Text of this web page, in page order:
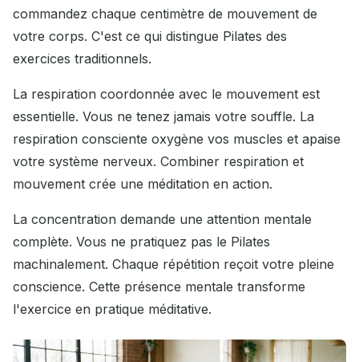
commandez chaque centimètre de mouvement de
votre corps. C'est ce qui distingue Pilates des
exercices traditionnels.
La respiration coordonnée avec le mouvement est
essentielle. Vous ne tenez jamais votre souffle. La
respiration consciente oxygène vos muscles et apaise
votre système nerveux. Combiner respiration et
mouvement crée une méditation en action.
La concentration demande une attention mentale
complète. Vous ne pratiquez pas le Pilates
machinalement. Chaque répétition reçoit votre pleine
conscience. Cette présence mentale transforme
l'exercice en pratique méditative.